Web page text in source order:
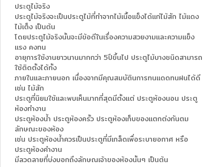
ประตูไม้จริง
ประตูไม้จริงจะเป็นประตูไม้ที่ทำจากไม้เนื้อแข็งได้แก่ไม้สัก ไม้แดง
ไม้เต็ง เป็นต้น
โดยประตูไม้จริงนั้นจะมีข้อดีในเรื่องความสวยงามและความแข็ง
แรง คงทน
อายุการใช้งานยาวนานมากกว่า 5ปีขึ้นไป ประตูไม้บางชนิดสามารถ
ใช้ติดตั้งได้ทั้ง
ภายในและภายนอก เนื่องจากมีคุณสมบัตินการทนแดดทนฝนได้ดี
เช่น ไม้สัก
ประตูที่นิยมใช้และพบเห็นมากที่สุดมีตั้งแต่ ประตูห้องนอน ประตู
ห้องทำงาน
ประตูห้องน้ำ ประตูห้องครั้ว ประตูห้องเก็บของแตกต่งกันตม
ลักษณะของห้อง
เช่น ประตูห้องน้ำควรเป็นประตูที่มีเกล็ดเพื่อระบายอกาศ หรือ
ประตูห้องคำงาน
มีลวดลายที่บ่งบอกถึงลักษณเจ้าของห้องนั้นๆ เป็นต้น